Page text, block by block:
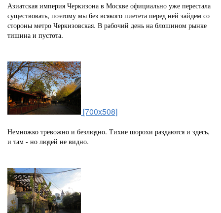
Азиатская империя Черкизона в Москве официально уже перестала
существовать, поэтому мы без всякого пиетета перед ней зайдем со
стороны метро Черкизовская. В рабочий день на блошином рынке
тишина и пустота.
[700x508]
Немножко тревожно и безлюдно. Тихие шорохи раздаются и здесь,
и там - но людей не видно.